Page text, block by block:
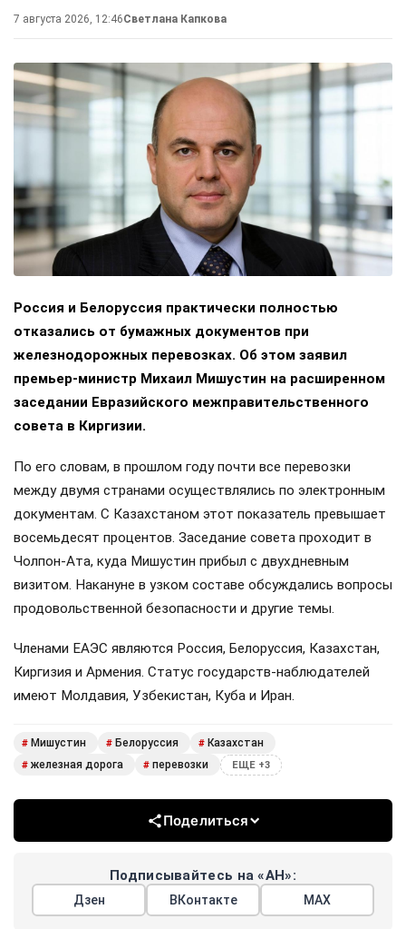
7 августа 2026, 12:46Светлана Капкова
Россия и Белоруссия практически полностью
отказались от бумажных документов при
железнодорожных перевозках. Об этом заявил
премьер-министр Михаил Мишустин на расширенном
заседании Евразийского межправительственного
совета в Киргизии.
По его словам, в прошлом году почти все перевозки
между двумя странами осуществлялись по электронным
документам. С Казахстаном этот показатель превышает
восемьдесят процентов. Заседание совета проходит в
Чолпон-Ата, куда Мишустин прибыл с двухдневным
визитом. Накануне в узком составе обсуждались вопросы
продовольственной безопасности и другие темы.
Членами ЕАЭС являются Россия, Белоруссия, Казахстан,
Киргизия и Армения. Статус государств-наблюдателей
имеют Молдавия, Узбекистан, Куба и Иран.
# Мишустин # Белоруссия # Казахстан
# железная дорога # перевозки ЕЩЕ +3
Поделиться
Подписывайтесь на «АН»:
Дзен ВКонтакте МАХ